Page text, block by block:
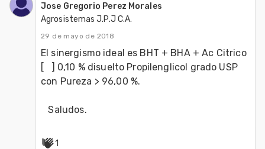
Jose Gregorio Perez Morales
Agrosistemas J.P.J C.A.
29 de mayo de 2018
El sinergismo ideal es BHT + BHA + Ac Citrico
[   ] 0,10 % disuelto Propilenglicol grado USP
con Pureza > 96,00 %.
   Saludos.
1